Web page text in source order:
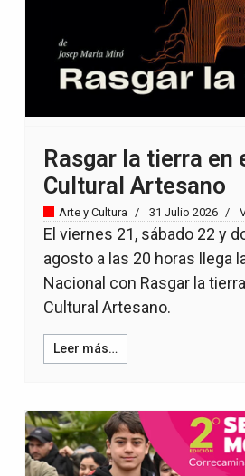
Rasgar la tierra en
Cultural Artesano
Arte y Cultura 31 Julio 2026
El viernes 21, sábado 22 y
agosto a las 20 horas llega
Nacional con Rasgar la
Cultural Artesano.
Leer más…